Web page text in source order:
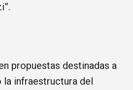
propuestas destinadas a
la infraestructura del